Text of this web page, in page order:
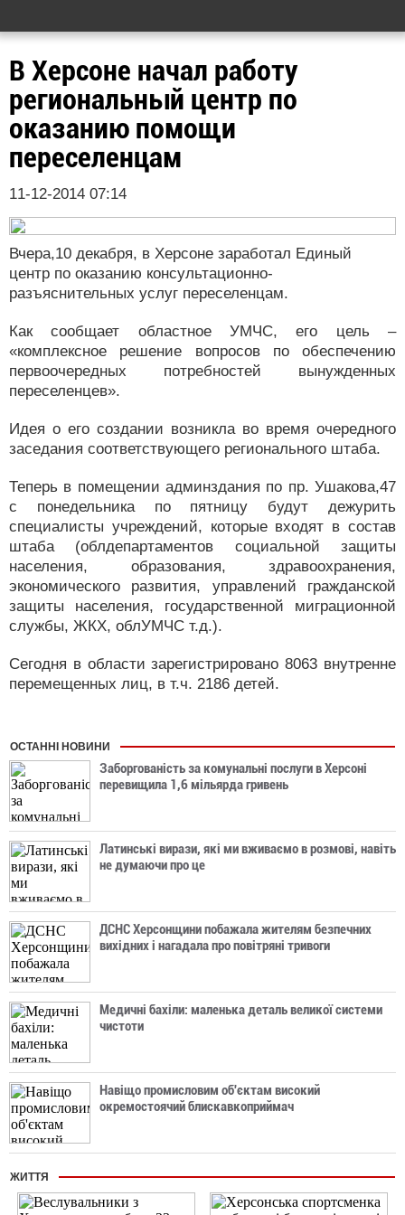
В Херсоне начал работу
региональный центр по
оказанию помощи
переселенцам
11-12-2014 07:14
Вчера,10 декабря, в Херсоне заработал Единый
центр по оказанию консультационно-
разъяснительных услуг переселенцам.
Как сообщает областное УМЧС, его цель –
«комплексное решение вопросов по обеспечению
первоочередных потребностей вынужденных
переселенцев».
Идея о его создании возникла во время очередного
заседания соответствующего регионального штаба.
Теперь в помещении админздания по пр. Ушакова,47
с понедельника по пятницу будут дежурить
специалисты учреждений, которые входят в состав
штаба (облдепартаментов социальной защиты
населения, образования, здравоохранения,
экономического развития, управлений гражданской
защиты населения, государственной миграционной
службы, ЖКХ, облУМЧС т.д.).
Сегодня в области зарегистрировано 8063 внутренне
перемещенных лиц, в т.ч. 2186 детей.
ОСТАННІ НОВИНИ
Заборгованість за комунальні послуги в Херсоні
перевищила 1,6 мільярда гривень
Латинські вирази, які ми вживаємо в розмові, навіть
не думаючи про це
ДСНС Херсонщини побажала жителям безпечних
вихідних і нагадала про повітряні тривоги
Медичні бахіли: маленька деталь великої системи
чистоти
Навіщо промисловим об'єктам високий
окремостоячий блискавкоприймач
ЖИТТЯ